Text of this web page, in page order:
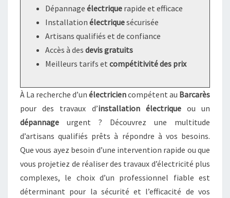
Dépannage électrique rapide et efficace
Installation électriquesécurisée
Artisans qualifiés et de confiance
Accès à des devis gratuits
Meilleurs tarifs et compétitivité des prix
À La recherche d’un électriciencompétent au Barcarès
pour des travaux d’installation électriqueou un
dépannage urgent ? Découvrez une multitude
d’artisans qualifiés prêts à répondre à vos besoins.
Que vous ayez besoin d’une intervention rapide ou que
vous projetiez de réaliser des travaux d’électricité plus
complexes, le choix d’un professionnel fiable est
déterminant pour la sécurité et l’efficacité de vos